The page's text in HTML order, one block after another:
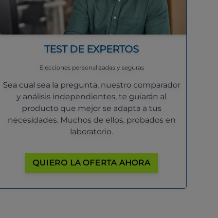
TEST DE EXPERTOS
Elecciones personalizadas y seguras
Sea cual sea la pregunta, nuestro comparador
y análisis independientes, te guiarán al
producto que mejor se adapta a tus
necesidades. Muchos de ellos, probados en
laboratorio.
QUIERO LA OFERTA AHORA